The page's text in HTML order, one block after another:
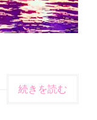
続きを読む